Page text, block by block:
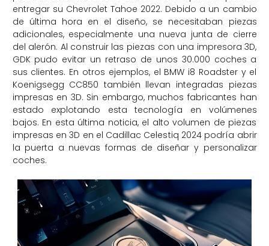
entregar su Chevrolet Tahoe 2022. Debido a un cambio
de última hora en el diseño, se necesitaban piezas
adicionales, especialmente una nueva junta de cierre
del alerón. Al construir las piezas con una impresora 3D,
GDK pudo evitar un retraso de unos 30.000 coches a
sus clientes. En otros ejemplos, el BMW i8 Roadster y el
Koenigsegg CC850 también llevan integradas piezas
impresas en 3D. Sin embargo, muchos fabricantes han
estado explotando esta tecnología en volúmenes
bajos. En esta última noticia, el alto volumen de piezas
impresas en 3D en el Cadillac Celestiq 2024 podría abrir
la puerta a nuevas formas de diseñar y personalizar
coches.